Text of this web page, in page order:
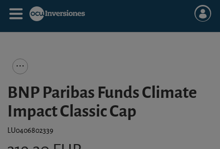
BNP Paribas Funds Climate
Impact Classic Cap
LU0406802339